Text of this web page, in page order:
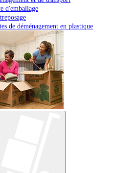
d'emballage
de déménagement en plastique